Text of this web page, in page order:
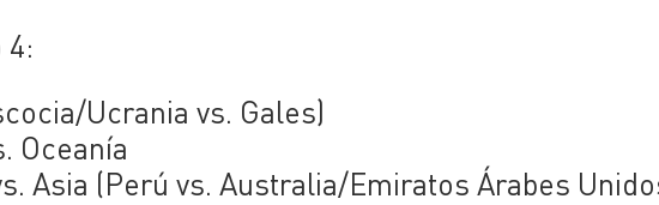
Ucrania vs. Gales)
Oceanía
Asia (Perú vs. Australia/Emiratos Árabes